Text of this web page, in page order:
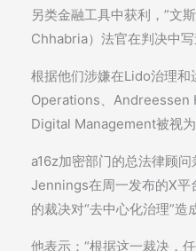
另类金融工具中获利，”文
Chhabria）法官在判决中写
根据他们涉嫌在Lido治理
Operations、
Digital Management被视为
a16z加密部门的总法律顾
Jennings在周一发布的X平
的裁决对“去中心化治理”造
他表示：“根据这一裁决，